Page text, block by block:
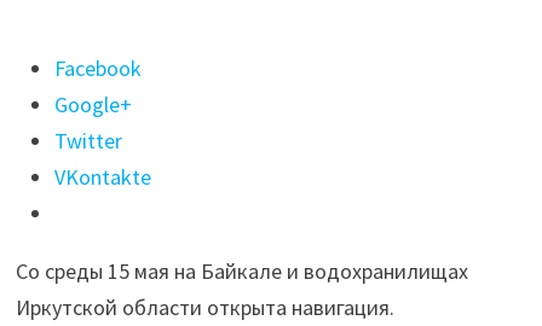
Поделиться
"Навигацию
открыли
на
Байкале
мая"
Facebook
Google+
Twitter
VKontakte
Со среды 15 мая на Байкале и водохранилищах
Иркутской области открыта навигация.